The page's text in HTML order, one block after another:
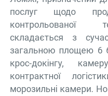
послуг щодо
контрольованої
складається з
загальною площею 6
крос-докінгу,
контрактної
морозильні камери.